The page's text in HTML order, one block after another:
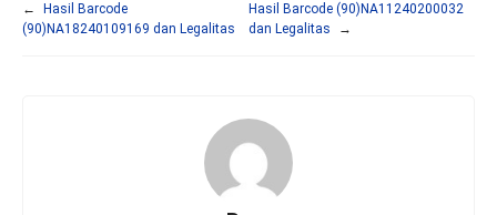
←
Hasil Barcode
(90)NA18240109169 dan Legalitas
Hasil Barcode (90)NA11240200032
dan Legalitas
→